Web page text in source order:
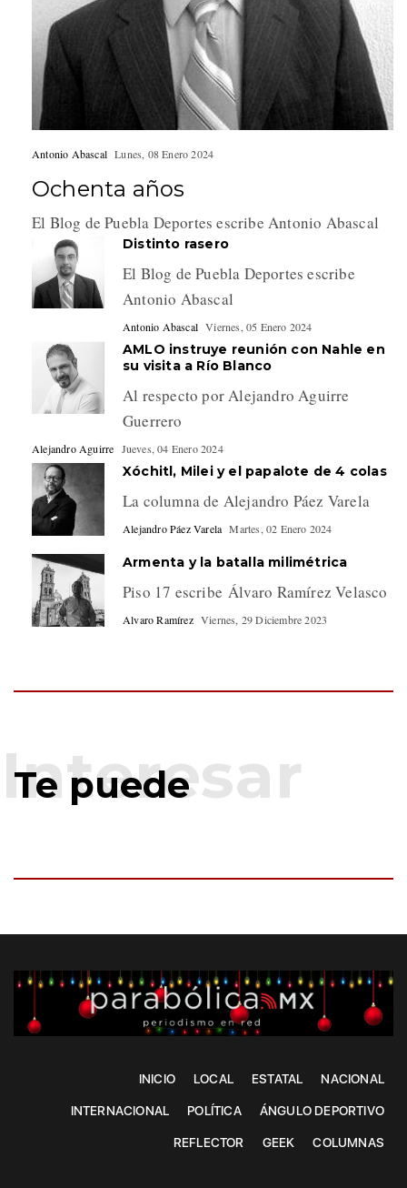
Antonio Abascal Lunes, 08 Enero 2024
Ochenta años
El Blog de Puebla Deportes escribe Antonio Abascal
Distinto rasero
El Blog de Puebla Deportes escribe
Antonio Abascal
Antonio Abascal Viernes, 05 Enero 2024
AMLO instruye reunión con Nahle en
su visita a Río Blanco
Al respecto por Alejandro Aguirre
Guerrero
Alejandro Aguirre Jueves, 04 Enero 2024
Xóchitl, Milei y el papalote de 4 colas
La columna de Alejandro Páez Varela
Alejandro Páez Varela Martes, 02 Enero 2024
Armenta y la batalla milimétrica
Piso 17 escribe Álvaro Ramírez Velasco
Alvaro Ramírez Viernes, 29 Diciembre 2023
Te puede
INICIO LOCAL ESTATAL NACIONAL
INTERNACIONAL POLÍTICA ÁNGULO DEPORTIVO
REFLECTOR GEEK COLUMNAS